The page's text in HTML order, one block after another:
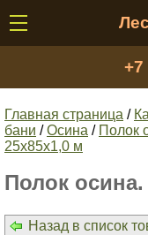
+7
Главная страница /
бани /Осина / Полок
25х85х1,0 м
Полок осина.
Назад в список